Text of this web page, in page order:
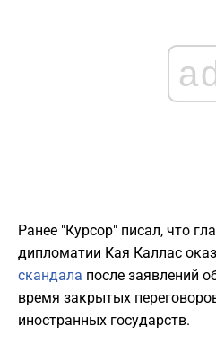
Ранее "Курсор" писал, что
дипломатии Кая Каллас
скандала после заявлений
время закрытых
иностранных государств.